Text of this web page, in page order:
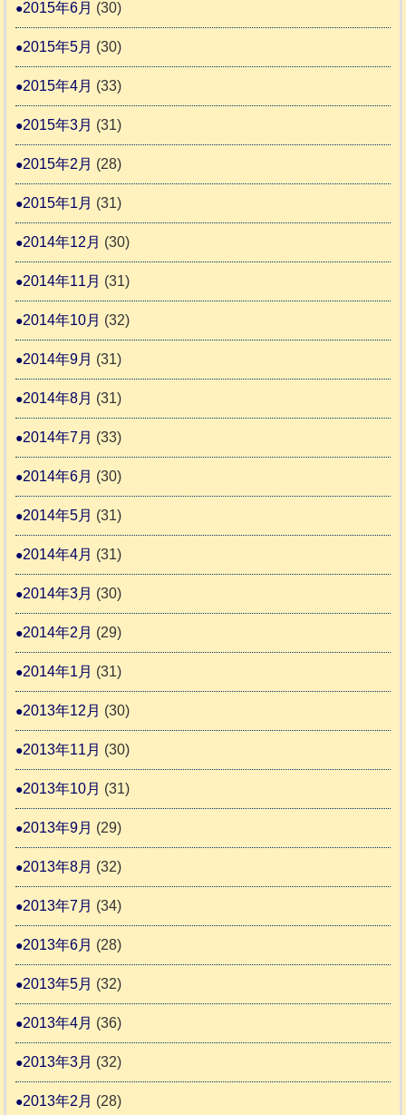
2015年6月 (30)
2015年5月 (30)
2015年4月 (33)
2015年3月 (31)
2015年2月 (28)
2015年1月 (31)
2014年12月 (30)
2014年11月 (31)
2014年10月 (32)
2014年9月 (31)
2014年8月 (31)
2014年7月 (33)
2014年6月 (30)
2014年5月 (31)
2014年4月 (31)
2014年3月 (30)
2014年2月 (29)
2014年1月 (31)
2013年12月 (30)
2013年11月 (30)
2013年10月 (31)
2013年9月 (29)
2013年8月 (32)
2013年7月 (34)
2013年6月 (28)
2013年5月 (32)
2013年4月 (36)
2013年3月 (32)
2013年2月 (28)